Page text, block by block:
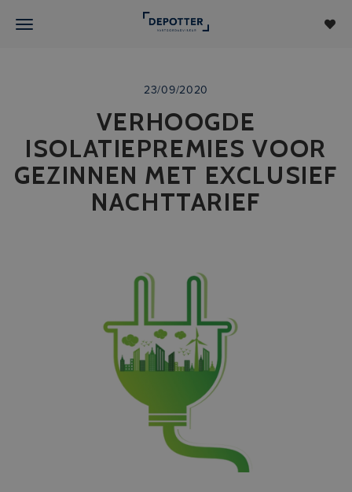
23/09/2020
VERHOOGDE
ISOLATIEPREMIES VOOR
GEZINNEN MET EXCLUSIEF
NACHTTARIEF